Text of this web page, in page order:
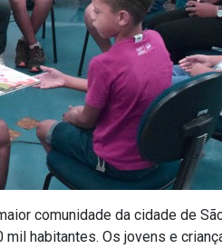
comunidade da cidade de
habitantes. Os jovens e